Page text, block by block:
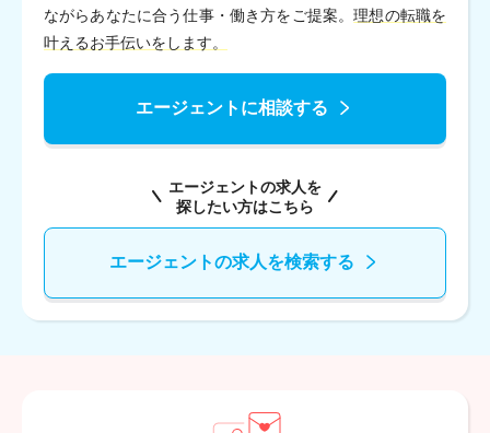
ながらあなたに合う仕事・働き方をご提案。理想の転職を
叶えるお手伝いをします。
エージェントに相談する
エージェントの求人を
探したい方はこちら
エージェントの求人を検索する